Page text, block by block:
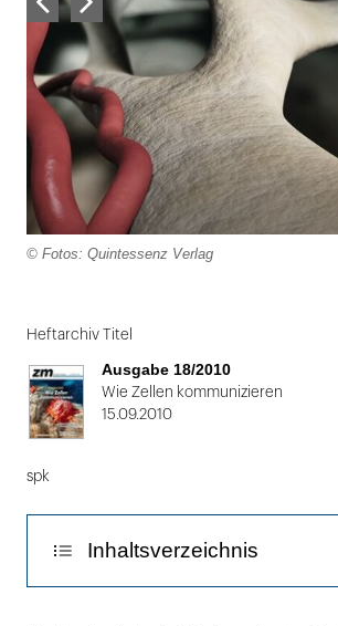
© Fotos: Quintessenz Verlag
1
von
2
Heftarchiv Titel
Ausgabe 18/2010
Wie Zellen kommunizieren
15.09.2010
spk
Inhaltsverzeichnis